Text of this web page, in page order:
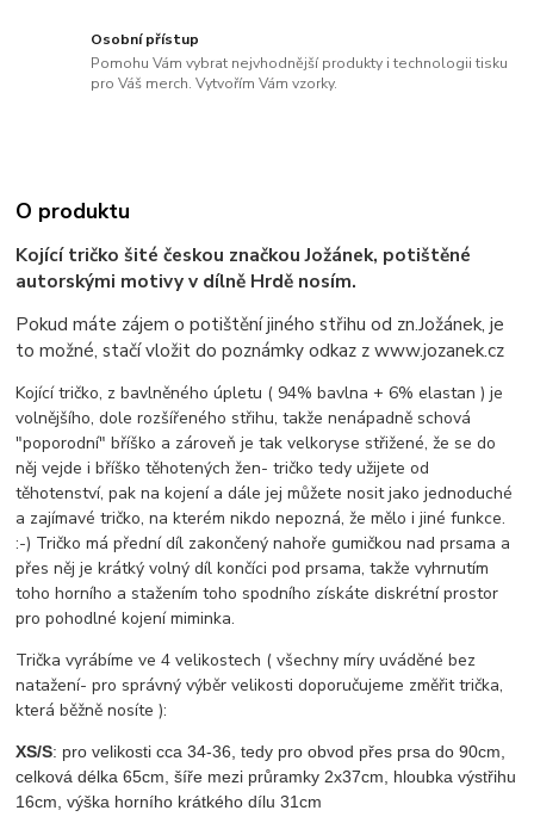
Osobní přístup
Pomohu Vám vybrat nejvhodnější produkty i technologii tisku
pro Váš merch. Vytvořím Vám vzorky.
O produktu
Kojící tričko šité českou značkou Jožánek, potištěné
autorskými motivy v dílně Hrdě nosím.
Pokud máte zájem o potištění jiného střihu od zn.Jožánek, je
to možné, stačí vložit do poznámky odkaz z www.jozanek.cz
Kojící tričko, z bavlněného úpletu ( 94% bavlna + 6% elastan ) je
volnějšího, dole rozšířeného střihu, takže nenápadně schová
"poporodní" bříško a zároveň je tak velkoryse střižené, že se do
něj vejde i bříško těhotených žen- tričko tedy užijete od
těhotenství, pak na kojení a dále jej můžete nosit jako jednoduché
a zajímavé tričko, na kterém nikdo nepozná, že mělo i jiné funkce.
:-) Tričko má přední díl zakončený nahoře gumičkou nad prsama a
přes něj je krátký volný díl končíci pod prsama, takže vyhrnutím
toho horního a stažením toho spodního získáte diskrétní prostor
pro pohodlné kojení miminka.
Trička vyrábíme ve 4 velikostech ( všechny míry uváděné bez
natažení- pro správný výběr velikosti doporučujeme změřit trička,
která běžně nosíte ):
XS/S: pro velikosti cca 34-36, tedy pro obvod přes prsa do 90cm,
celková délka 65cm, šíře mezi průramky 2x37cm, hloubka výstřihu
16cm, výška horního krátkého dílu 31cm